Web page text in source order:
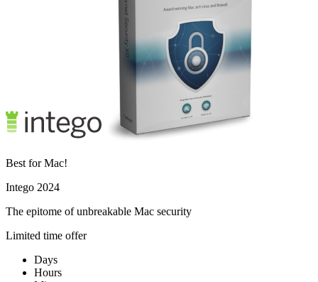
Best for Mac!
Intego 2024
The epitome of unbreakable Mac security
Limited time offer
Days
Hours